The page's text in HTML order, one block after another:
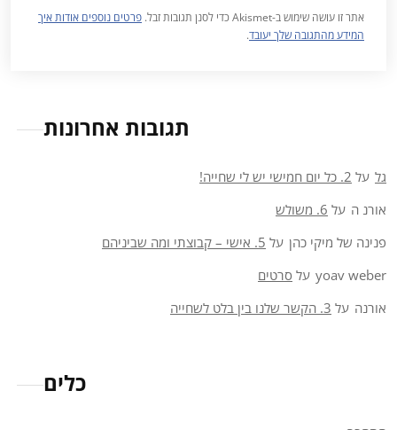
אתר זו עושה שימוש ב-Akismet כדי לסנן תגובות זבל.
פרטים נוספים אודות איך
המידע מהתגובה שלך יעובד.
תגובות אחרונות
גל על 2. כל יום חמישי יש לי שחייה!
אורנ ה על 6. משולש
פנינה של מיקי כהן על 5. אישי – קבוצתי ומה שביניהם
yoav weber על סרטים
אורנה על 3. הקשר שלנו בין בלט לשחייה
כלים